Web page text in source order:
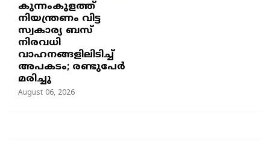
കുന്നംകുളത്ത്
നിയന്ത്രണം വിട്ട
സ്വകാര്യ ബസ്
നിരവധി
വാഹനങ്ങളിലിടിച്ച്
അപകടം; രണ്ടുപേർ
മരിച്ചു
August 06, 2026